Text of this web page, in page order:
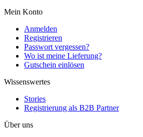
Mein Konto
Anmelden
Registrieren
Passwort vergessen?
Wo ist meine Lieferung?
Gutschein einlösen
Wissenswertes
Stories
Registrierung als B2B Partner
Über uns